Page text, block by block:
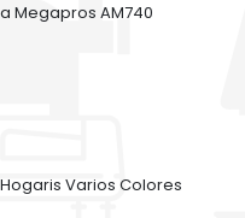
Megapros AM740
Varios Colores